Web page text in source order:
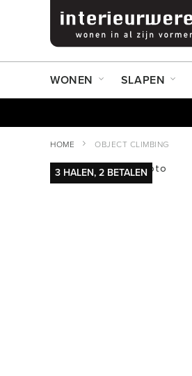
WONEN SLAPEN
HOME OBJECT CLIMBING
Ga
naar
Ga
3 HALEN, 2 BETALEN